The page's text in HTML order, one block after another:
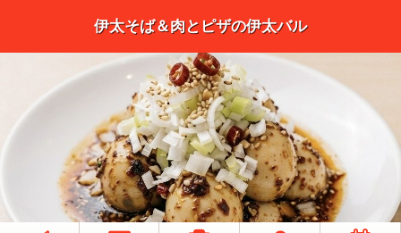
伊太そば＆肉とピザの伊太バル